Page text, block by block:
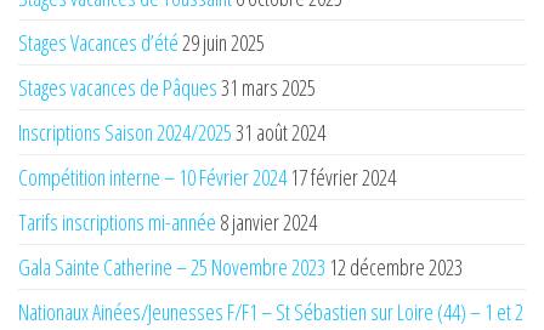
Stages Vacances d’été29 juin 2025
Stages vacances de Pâques31 mars 2025
Inscriptions Saison 2024/202531 août 2024
Compétition interne – 10 Février 2024 17 février 2024
Tarifs inscriptions mi-année 8 janvier 2024
Gala Sainte Catherine – 25 Novembre 2023 12 décembre 2023
Nationaux Ainées/Jeunesses F/F1 – St Sébastien sur Loire (44) – 1 et 2